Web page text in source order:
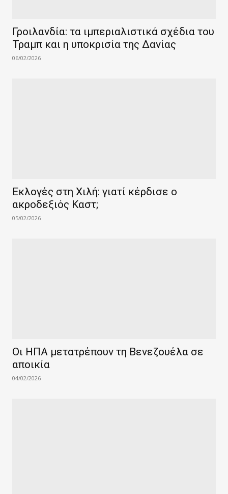
Γροιλανδία: τα ιμπεριαλιστικά σχέδια του
Τραμπ και η υποκρισία της Δανίας
06/02/2026
Εκλογές στη Χιλή: γιατί κέρδισε ο
ακροδεξιός Καστ;
05/02/2026
Οι ΗΠΑ μετατρέπουν τη Βενεζουέλα σε
αποικία
04/02/2026